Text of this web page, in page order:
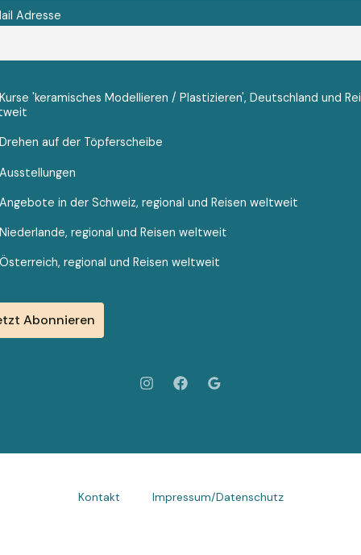
Adresse
Kurse 'keramisches Modellieren / Plastizieren', Deutschland und
Drehen auf der Töpferscheibe
Ausstellungen
Angebote in der Schweiz, regional und Reisen weltweit
Niederlande, regional und Reisen weltweit
Österreich, regional und Reisen weltweit
Kontakt Impressum/Datenschutz